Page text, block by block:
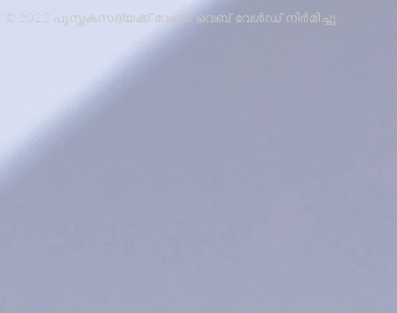
© 2022 പുസ്തകസദ്യക്ക് വേണ്ടി വെബ് വേൾഡ് നിർമിച്ചു